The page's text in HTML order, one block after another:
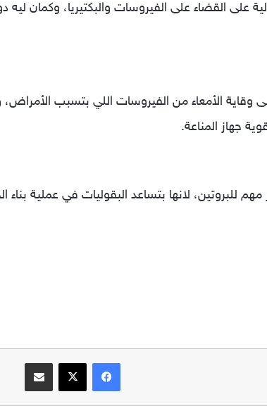
على القضاء على الفيروسات والبكتيريا، وكمان
وقاية الأمعاء من الفيروسات اللي بتسبب
جهاز المناعة.
للبروتين، لانها بتساعد البقوليات في عملية
فيسبوك